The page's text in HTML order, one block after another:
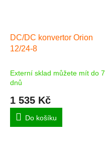
DC/DC konvertor Orion
12/24-8
Externí sklad můžete mít do 7
dnů
1 535 Kč
Do košíku